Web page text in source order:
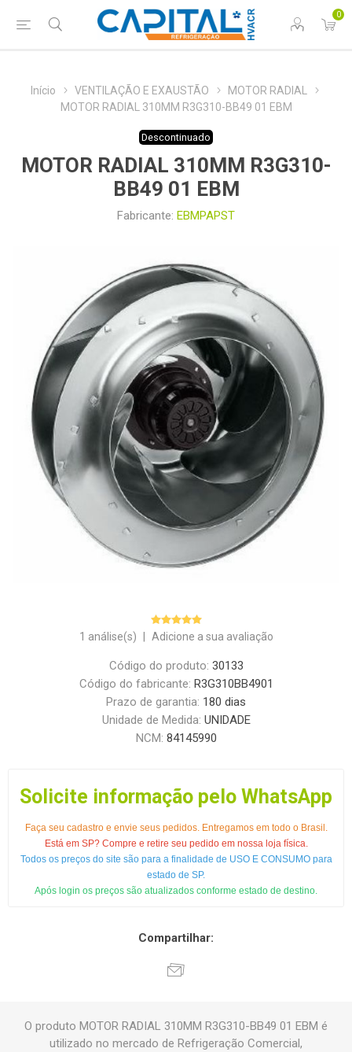
0
Início VENTILAÇÃO E EXAUSTÃO
MOTOR RADIAL
MOTOR RADIAL 310MM R3G310-BB49 01 EBM
Descontinuado
MOTOR RADIAL 310MM R3G310-
BB49 01 EBM
Fabricante: EBMPAPST
1 análise(s) Adicione a sua avaliação
Código do produto: 30133
Código do fabricante: R3G310BB4901
Prazo de garantia: 180 dias
Unidade de Medida: UNIDADE
NCM: 84145990
Solicite informação pelo WhatsApp
Faça seu cadastro e envie seus pedidos. Entregamos em todo o Brasil.
Está em SP? Compre e retire seu pedido em nossa loja física.
Todos os preços do site são para a finalidade de USO E CONSUMO para
estado de SP.
Após login os preços são atualizados conforme estado de destino.
Compartilhar:
O produto MOTOR RADIAL 310MM R3G310-BB49 01 EBM é
utilizado no mercado de Refrigeração Comercial,